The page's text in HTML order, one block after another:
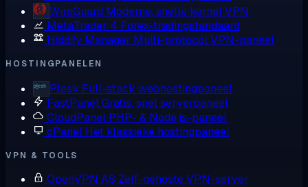
WireGuard Moderne, snelle kernel VPN
MetaTrader 4 Forex-tradingstandaard
Hiddify Manager Multi-protocol VPN-paneel
HOSTINGPANELEN
Plesk Full-stack webhostingpaneel
FastPanelGratis, snel serverpaneel
CloudPanel PHP- & Node.js-paneel
cPanel Het klassieke hostingpaneel
VPN & TOOLS
OpenVPN AS Zelf-gehoste VPN-server